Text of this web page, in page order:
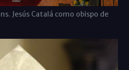
Jesús Catalá como obispo de